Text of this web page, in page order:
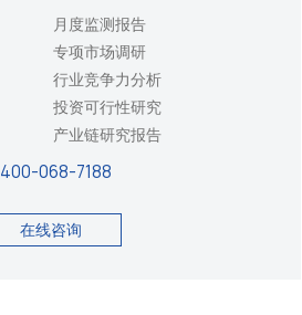
月度监测报告
专项市场调研
行业竞争力分析
投资可行性研究
产业链研究报告
400-068-7188
在线咨询